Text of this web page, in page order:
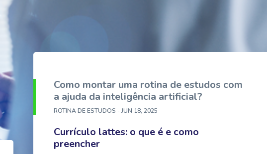
Como montar uma rotina de estudos com
a ajuda da inteligência artificial?
ROTINA DE ESTUDOS - JUN 18, 2025
Currículo lattes: o que é e como
preencher